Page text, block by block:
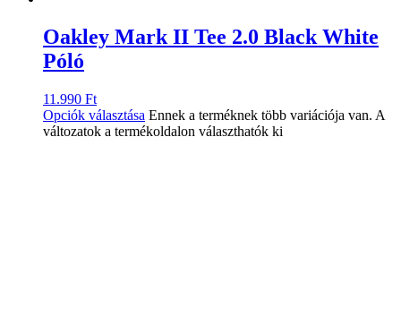
Oakley Mark II Tee 2.0 Black White
Póló
11.990 Ft
Opciók választása Ennek a terméknek több variációja van. A
változatok a termékoldalon választhatók ki